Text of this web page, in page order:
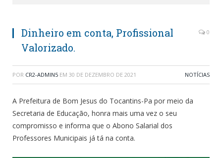
Dinheiro em conta, Profissional
Valorizado.
0
POR CR2-ADMIN5 EM 30 DE DEZEMBRO DE 2021 NOTÍCIAS
A Prefeitura de Bom Jesus do Tocantins-Pa por meio da
Secretaria de Educação, honra mais uma vez o seu
compromisso e informa que o Abono Salarial dos
Professores Municipais já tá na conta.